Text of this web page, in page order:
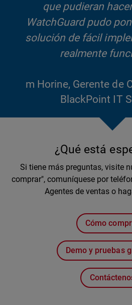
que pudieran
WatchGuard pudo
solución de fácil
realmente
m Horine, Gerente de
BlackPoint IT
¿Qué está
Si tiene más preguntas, visite
comprar", comuníquese por
Agentes de ventas o
Cómo
Demo y pruebas